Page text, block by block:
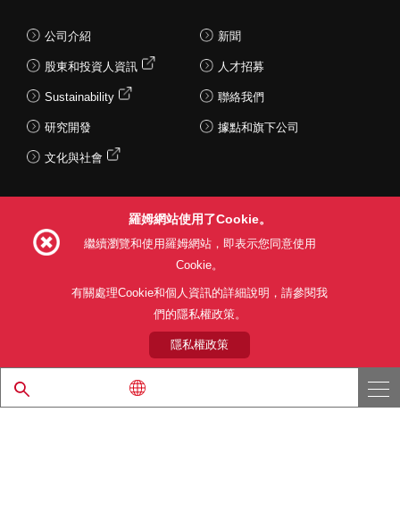
公司介紹
股東和投資人資訊
Sustainability
研究開發
文化與社會
新聞
人才招募
聯絡我們
據點和旗下公司
利用目的 隱私權政策
關於本公司產品銷售之標準條款(PDF)
© 1997 - 2026 ROHM CO., LTD. ALL RIGHTS RESERVED.
羅姆網站使用了Cookie。
繼續瀏覽和使用羅姆網站，即表示您同意使用
Cookie。
有關處理Cookie和個人資訊的詳細說明，請參閱我
們的隱私權政策。
隱私權政策